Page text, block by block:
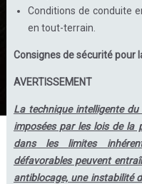
Conditions de conduite
en tout-terrain.
Consignes de sécurité pour
AVERTISSEMENT
La technique intelligente
imposées par les lois de la
dans les limites
défavorables peuvent
antiblocage, une instabilité